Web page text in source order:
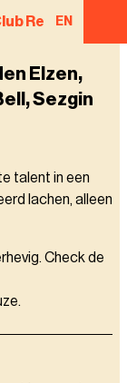
Regulars
EN
Elzen,
Sezgin
talent in een
lachen, alleen
Check de